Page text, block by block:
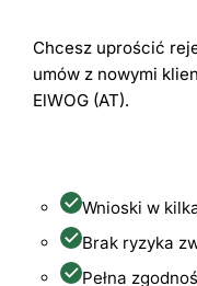
Chcesz uprościć
umów z nowymi
ElWOG (AT).
Wnioski w
Brak ryzyka
Pełna